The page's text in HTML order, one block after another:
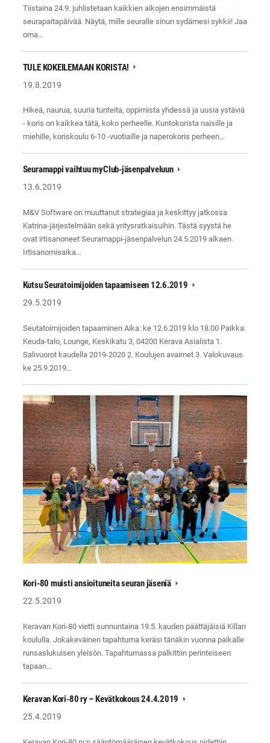
Tiistaina 24.9. juhlistetaan kaikkien aikojen ensimmäistä
seurapaitapäivää. Näytä, mille seuralle sinun sydämesi sykkii! Jaa
oma…
TULE KOKEILEMAAN KORISTA!
19.8.2019
Hikeä, naurua, suuria tunteita, oppimista yhdessä ja uusia ystäviä
- koris on kaikkea tätä, koko perheelle. Kuntokorista naisille ja
miehille, koriskoulu 6-10 -vuotiaille ja naperokoris perheen…
Seuramappi vaihtuu myClub-jäsenpalveluun
13.6.2019
M&V Software on muuttanut strategiaa ja keskittyy jatkossa
Katrina-järjestelmään sekä yritysratkaisuihin. Tästä syystä he
ovat irtisanoneet Seuramappi-jäsenpalvelun 24.5.2019 alkaen.
Irtisanomisaika…
Kutsu Seuratoimijoiden tapaamiseen 12.6.2019
29.5.2019
Seutatoimijoiden tapaaminen Aika: ke 12.6.2019 klo 18.00 Paikka:
Keuda-talo, Lounge, Keskikatu 3, 04200 Kerava Asialista 1.
Salivuorot kaudella 2019-2020 2. Koulujen avaimet 3. Valokuvaus
ke 25.9.2019…
Kori-80 muisti ansioituneita seuran jäseniä
22.5.2019
Keravan Kori-80 vietti sunnuntaina 19.5. kauden päättäjäisiä Killan
koululla. Jokakeväinen tapahtuma keräsi tänäkin vuonna paikalle
runsaslukuisen yleisön. Tapahtumassa palkittiin perinteiseen
tapaan…
Keravan Kori-80 ry – Kevätkokous 24.4.2019
25.4.2019